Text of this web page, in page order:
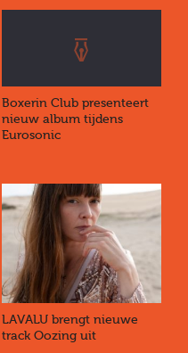
Boxerin Club presenteert
nieuw album tijdens
Eurosonic
LAVALU brengt nieuwe
track Oozing uit